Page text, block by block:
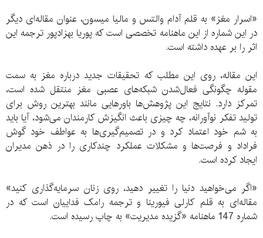
«اسرار مغز» به قلم آدام والتس و مالیا میسون، عنوان مقاله‌‌ای دیگر
در این شماره از این ماهنامه تخصصی است که پوریا بهزادپور ترجمه این
اثر را بر عهده داشته است.
این مقاله، روی این مطلب که تحقیقات جدید درباره مغز به سمت
مقوله چگونگی فعال‌شدن شبکه‌های عصبی مغز منتقل شده است،
تمرکز دارد. نتایج این پژوهش‌ها باورهایی مانند بهترین روش برای
تولید تفکر نوآورانه، چه چیزی باعث انگیزش کارمندان می‌شود، آیا باید
به شم خود اعتماد کرد و در تصمیم‌گیری‌ها به عواطف خود گوش
فراداد و فرصت‌ها و مشکلات عملکرد چندکاری را در ذهن مدیران
ایجاد کرده است.
«اگر می‌خواهید دنیا را تغییر دهید، رو‌ی زنان سرمايه‌گذاری‌ كنيد»
مقاله‌‌ای به قلم كارلی فيورينا و ترجمه رامک فداییان است که در
شماره 147 ماهنامه «گزیده مدیریت» به چاپ رسیده است.